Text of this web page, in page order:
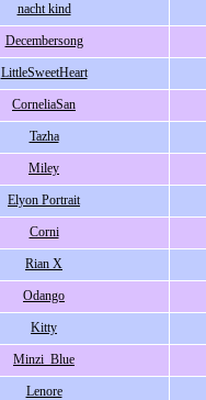
nacht kind
Decembersong
LittleSweetHeart
CorneliaSan
Tazha
Miley
Elyon Portrait
Corni
Rian X
Odango
Kitty
Minzi_Blue
Lenore